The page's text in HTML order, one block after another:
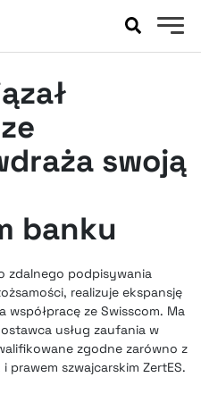
swoją
banku
zdalnego podpisywania
realizuje ekspansję
współpracę ze Swisscom. Ma
usług zaufania w
zgodne zarówno z
prawem szwajcarskim ZertES.